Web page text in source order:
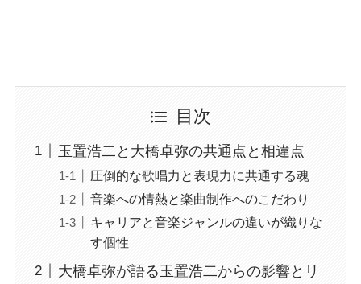
目次
玉置浩二と大橋卓弥の共通点と相違点
圧倒的な歌唱力と表現力に共通する魂
音楽への情熱と楽曲制作へのこだわり
キャリアと音楽ジャンルの違いが織りな
す個性
大橋卓弥が語る玉置浩二からの影響とリ